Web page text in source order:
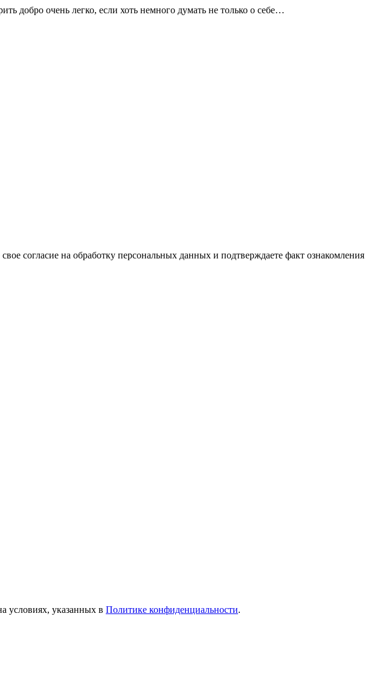
добро очень легко, если хоть немного думать не только о себе…
согласие на обработку персональных данных и подтверждаете факт ознакомления
условиях, указанных в Политике конфиденциальности.